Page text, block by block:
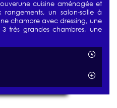
cuisine aménagée et
un salon-salle à
chambre avec dressing, une
très grandes chambres, une